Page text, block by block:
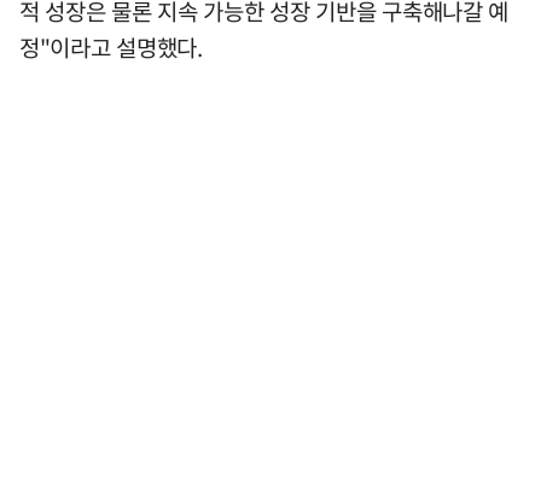
적 성장은 물론 지속 가능한 성장 기반을 구축해나갈 예
정"이라고 설명했다.